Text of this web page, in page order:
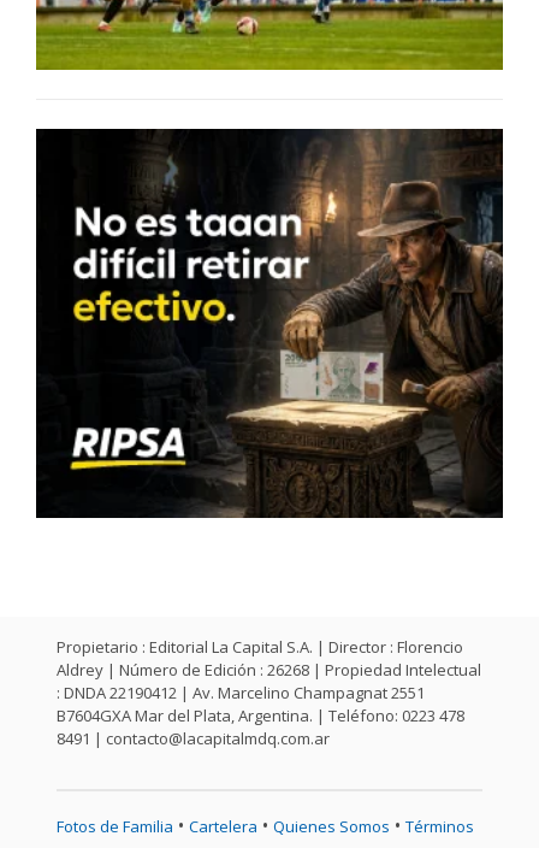
Propietario : Editorial La Capital S.A. | Director : Florencio
Aldrey | Número de Edición : 26268 | Propiedad Intelectual
: DNDA 22190412 | Av. Marcelino Champagnat 2551
B7604GXA Mar del Plata, Argentina. | Teléfono: 0223 478
8491 | contacto@lacapitalmdq.com.ar
Fotos de Familia • Cartelera • Quienes Somos • Términos